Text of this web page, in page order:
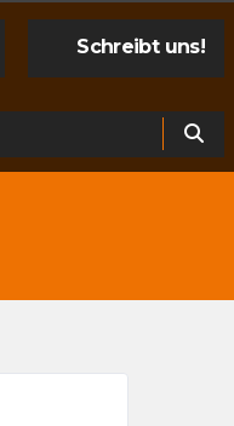
Schreibt uns!